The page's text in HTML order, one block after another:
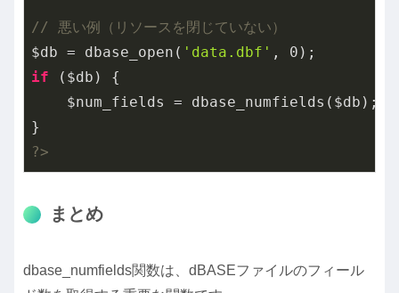
// 悪い例（リソースを閉じていない）
$db = dbase_open( 'data.dbf' , 0
if ($db) {
    $num_fields = dbase_numfields($db);
?>
まとめ
dbase_numfields関数は、dBASEファイルのフィール